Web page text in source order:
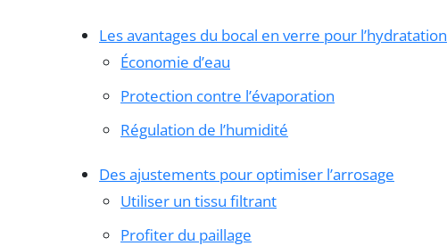
Les avantages du bocal en verre pour l’hydratation
Économie d’eau
Protection contre l’évaporation
Régulation de l’humidité
Des ajustements pour optimiser l’arrosage
Utiliser un tissu filtrant
Profiter du paillage